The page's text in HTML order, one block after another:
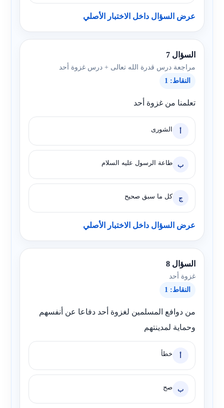
عرض السؤال داخل الاختبار الأصلي
السؤال 7
مراجعة درس قدرة الله تعالى + درس غزوة أحد
النقاط: 1
تعلمنا من غزوة أحد
أ الشورى
ب طاعة الرسول عليه السلام
ج كل ما سبق صحيح
عرض السؤال داخل الاختبار الأصلي
السؤال 8
غزوة أحد
النقاط: 1
من دوافع المسلمين لغزوة أحد دفاعا عن أنفسهم
وحماية لمدينتهم
أ خطأ
ب صح